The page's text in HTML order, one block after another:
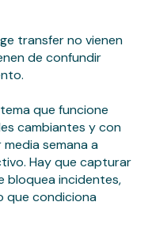
transfer no vienen
de confundir
que funcione
cambiantes y con
semana a
Hay que capturar
bloquea incidentes,
que condiciona